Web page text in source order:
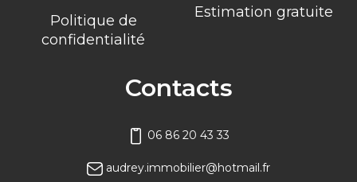
Politique de
confidentialité
Estimation gratuite
Contacts
06 86 20 43 33
audrey.immobilier@hotmail.fr